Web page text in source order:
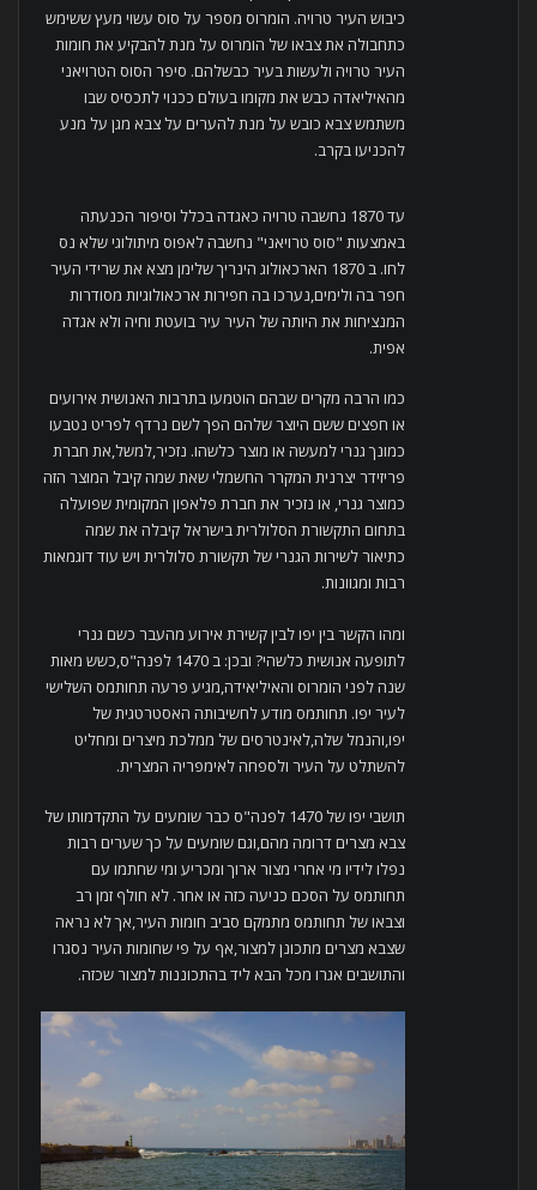
כיבוש העיר טרויה. הומרוס מספר על סוס עשוי מעץ ששימש
כתחבולה את צבאו של הומרוס על מנת להבקיע את חומות
העיר טרויה ולעשות בעיר כבשלהם. סיפר הסוס הטרויאני
מהאיליאדה כבש את מקומו בעולם ככנוי לתכסיס שבו
משתמש צבא כובש על מנת להערים על צבא מגן על מנע
להכניעו בקרב.
עד 1870 נחשבה טרויה כאגדה בכלל וסיפור הכנעתה
באמצעות "סוס טרויאני" נחשבה לאפוס מיתולוגי שלא נס
לחו. ב 1870 הארכאולוג הינריך שלימן מצא את שרידי העיר
חפר בה ולימים,נערכו בה חפירות ארכאולוגיות מסודרות
המנציחות את היותה של העיר עיר בועטת וחיה ולא אגדה
אפית.
כמו הרבה מקרים שבהם הוטמעו בתרבות האנושית אירועים
או חפצים ששם היוצר שלהם הפך לשם נרדף לפריט נטבעו
כמונך גנרי למעשה או מוצר כלשהו. נזכיר,למשל,את חברת
פריזידר יצרנית המקרר החשמלי שאת שמה קיבל המוצר הזה
כמוצר גנרי, או נזכיר את חברת פלאפון המקומית שפועלה
בתחום התקשורת הסלולרית בישראל קיבלה את שמה
כתיאור לשירות הגנרי של תקשורת סלולרית ויש עוד דוגמאות
רבות ומגוונות.
ומהו הקשר בין יפו לבין קשירת אירוע מהעבר כשם גנרי
לתופעה אנושית כלשהי? ובכן: ב 1470 לפנה"ס,כשש מאות
שנה לפני הומרוס והאיליאידה,מגיע פרעה תחותמס השלישי
לעיר יפו. תחותמס מודע לחשיבותה האסטרטגית של
יפו,והנמל שלה,לאינטרסים של ממלכת מיצרים ומחליט
להשתלט על העיר ולספחה לאימפריה המצרית.
תושבי יפו של 1470 לפנה"ס כבר שומעים על התקדמותו של
צבא מצרים דרומה מהם,וגם שומעים על כך שערים רבות
נפלו לידיו מי אחרי מצור ארוך ומכריע ומי שחתמו עם
תחותמס על הסכם כניעה כזה או אחר. לא חולף זמן רב
וצבאו של תחותמס מתמקם סביב חומות העיר,אך לא נראה
שצבא מצרים מתכונן למצור,אף על פי שחומות העיר נסגרו
והתושבים אגרו מכל הבא ליד בהתכוננות למצור שכזה.